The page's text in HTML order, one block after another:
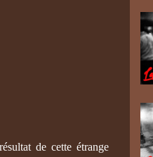
de cette étrange